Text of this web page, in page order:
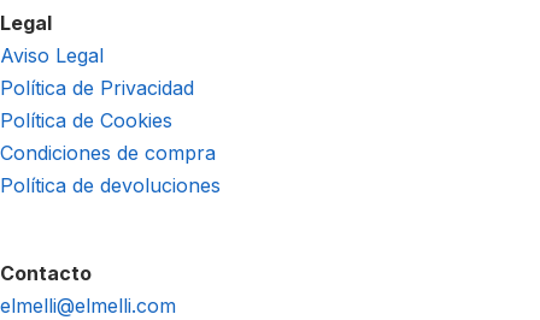
Legal
Aviso Legal
Política de Privacidad
Política de Cookies
Condiciones de compra
Política de devoluciones
Contacto
elmelli@elmelli.com